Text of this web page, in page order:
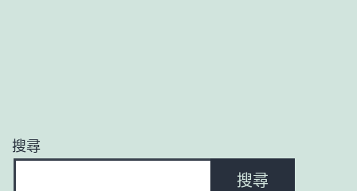
搜尋
搜尋